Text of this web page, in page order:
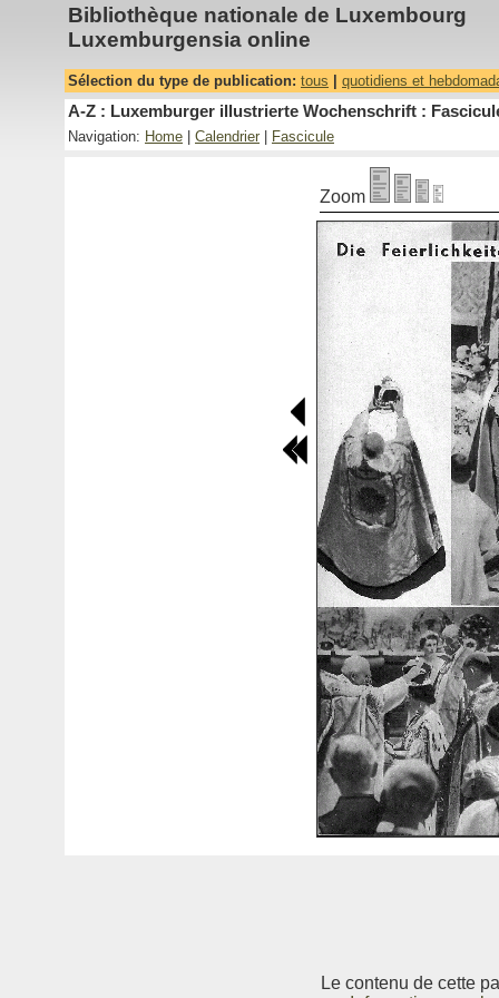
Bibliothèque nationale de Luxembourg
Luxemburgensia online
Sélection du type de publication: tous quotidiens et
A-Z : Luxemburger illustrierte Wochenschrift :
Navigation: Home Calendrier Fascicule
Zoom
Le contenu de cette